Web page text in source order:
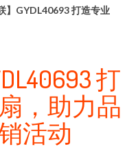
】GYDL40693 打造专业
打
，助力品
活动